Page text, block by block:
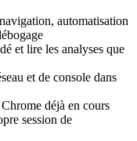
automatisation
et lire les analyses que
et de console dans
déjà en cours
session de